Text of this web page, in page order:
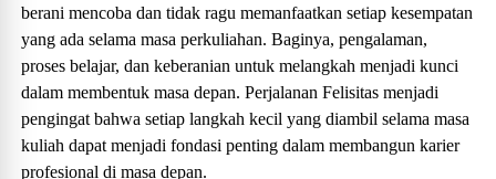
berani mencoba dan tidak ragu memanfaatkan setiap kesempatan
yang ada selama masa perkuliahan. Baginya, pengalaman,
proses belajar, dan keberanian untuk melangkah menjadi kunci
dalam membentuk masa depan. Perjalanan Felisitas menjadi
pengingat bahwa setiap langkah kecil yang diambil selama masa
kuliah dapat menjadi fondasi penting dalam membangun karier
profesional di masa depan.